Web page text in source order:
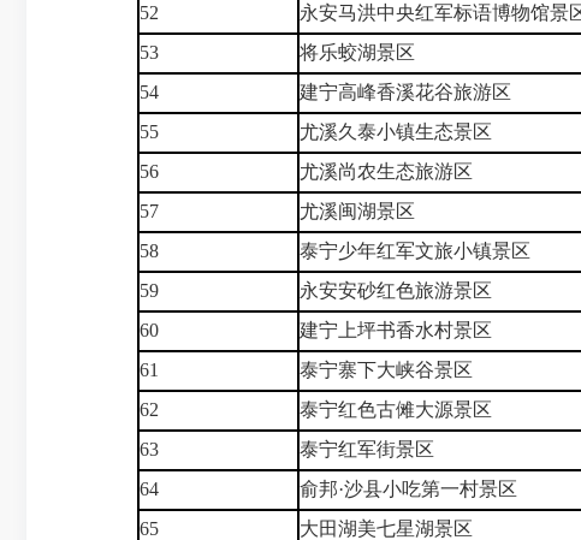
52
永安马洪中央红军标语博物馆景
53
将乐蛟湖景区
54
建宁高峰香溪花谷旅游区
55
尤溪久泰小镇生态景区
56
尤溪尚农生态旅游区
57
尤溪闽湖景区
58
泰宁少年红军文旅小镇景区
59
永安安砂红色旅游景区
60
建宁上坪书香水村景区
61
泰宁寨下大峡谷景区
62
泰宁红色古傩大源景区
63
泰宁红军街景区
64
俞邦·沙县小吃第一村景区
65
大田湖美七星湖景区